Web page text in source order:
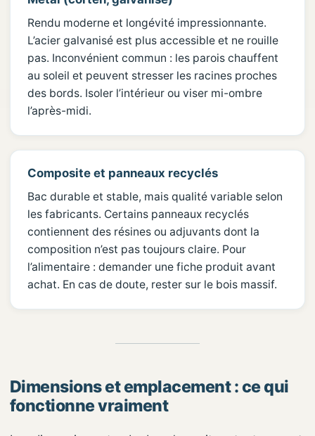
Rendu moderne et longévité impressionnante.
L’acier galvanisé est plus accessible et ne rouille
pas. Inconvénient commun : les parois chauffent
au soleil et peuvent stresser les racines proches
des bords. Isoler l’intérieur ou viser mi-ombre
l’après-midi.
Composite et panneaux recyclés
Bac durable et stable, mais qualité variable selon
les fabricants. Certains panneaux recyclés
contiennent des résines ou adjuvants dont la
composition n’est pas toujours claire. Pour
l’alimentaire : demander une fiche produit avant
achat. En cas de doute, rester sur le bois massif.
Dimensions et emplacement : ce qui
fonctionne vraiment